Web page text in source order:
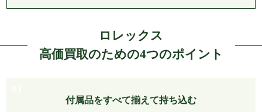
ロレックス
高価買取のための4つのポイント
付属品をすべて揃えて持ち込む